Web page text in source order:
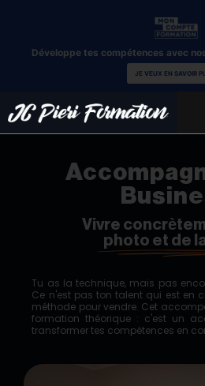
Développe tes compétences avec
JE VEUX EN SAVOIR
Vivre
photo et de
Tu as la technique, mais pas
Ce n'est pas ton talent qui est en
méthode pour vendre. Cet
formation théorique : c'est un
transformer tes compétences en